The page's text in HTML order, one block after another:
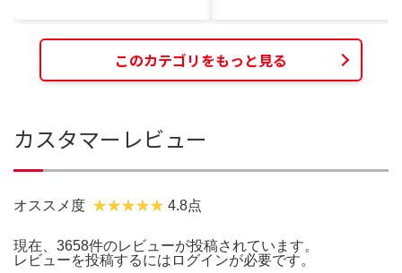
このカテゴリをもっと見る
カスタマーレビュー
オススメ度 4.8点
現在、3658件のレビューが投稿されています。
レビューを投稿するには ログインが必要です。